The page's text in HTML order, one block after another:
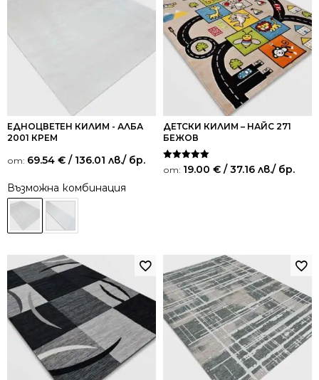
ЕДНОЦВЕТЕН КИЛИМ - АЛБА
2001 КРЕМ
от: 69.54 € / 136.01 лв./ бр.
Възможна комбинация
ДЕТСКИ КИЛИМ – НАЙС 271
БЕЖОВ
Оценено на
5.00
от: 19.00 € / 37.16 лв./ бр.